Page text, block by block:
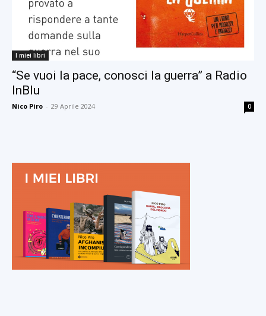
I miei libri
“Se vuoi la pace, conosci la guerra” a Radio
InBlu
Nico Piro - 29 Aprile 2024 0